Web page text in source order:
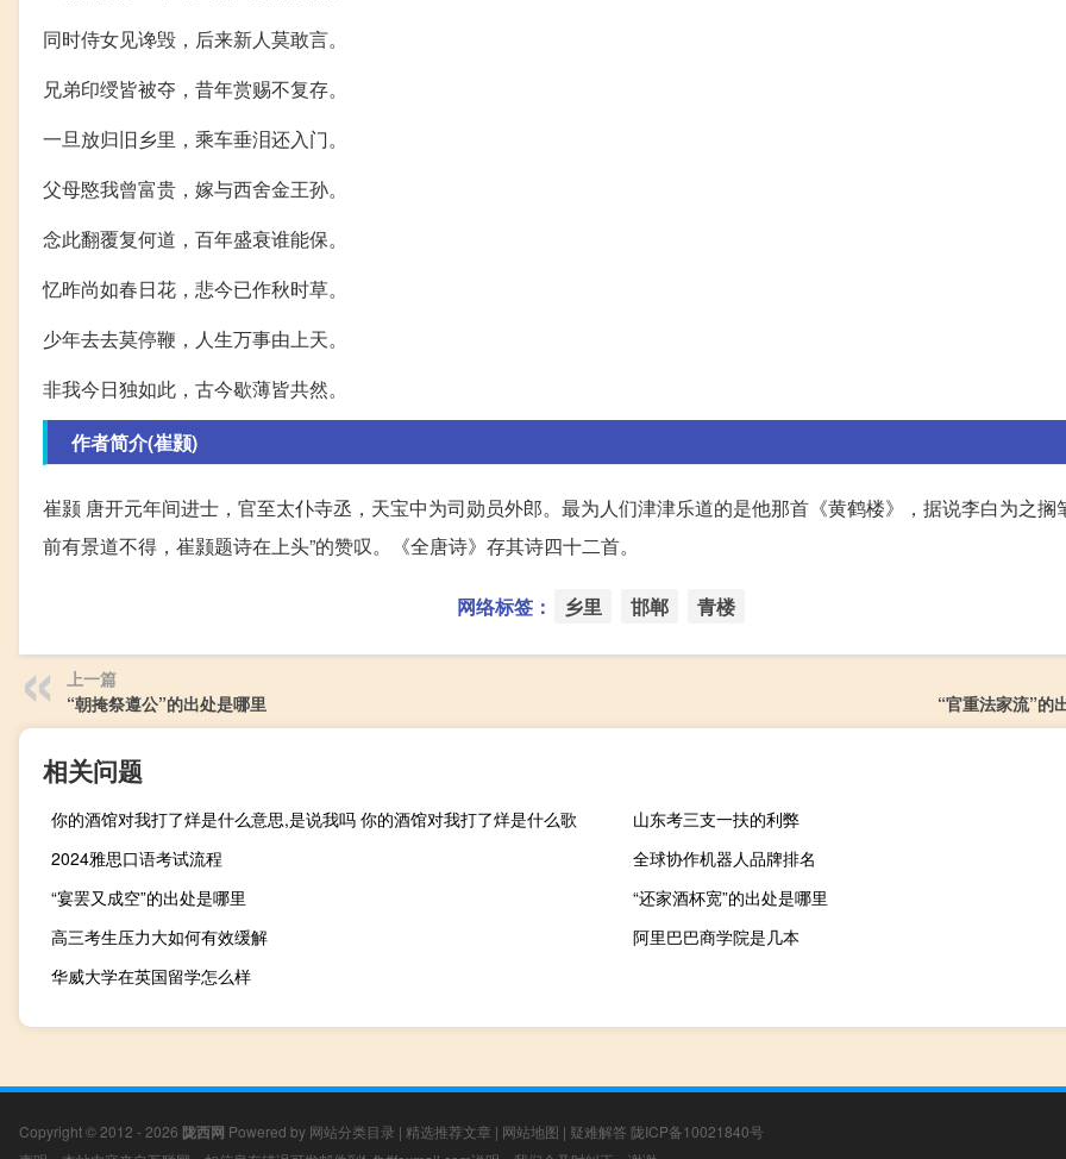
同时侍女见谗毁，后来新人莫敢言。
兄弟印绶皆被夺，昔年赏赐不复存。
一旦放归旧乡里，乘车垂泪还入门。
父母愍我曾富贵，嫁与西舍金王孙。
念此翻覆复何道，百年盛衰谁能保。
忆昨尚如春日花，悲今已作秋时草。
少年去去莫停鞭，人生万事由上天。
非我今日独如此，古今歇薄皆共然。
作者简介(崔颢)
崔颢 唐开元年间进士，官至太仆寺丞，天宝中为司勋员外郎。最为人们津津乐道的是他那首《黄鹤楼》，据说李白为之搁
前有景道不得，崔颢题诗在上头”的赞叹。《全唐诗》存其诗四十二首。
网络标签： 乡里 邯郸 青楼
上一篇
“朝掩祭遵公”的出处是哪里
“官重法家流”的
相关问题
你的酒馆对我打了烊是什么意思,是说我吗 你的酒馆对我打了烊是什么歌
山东考三支一扶的利弊
2024雅思口语考试流程
全球协作机器人品牌排名
“宴罢又成空”的出处是哪里
“还家酒杯宽”的出处是哪里
高三考生压力大如何有效缓解
阿里巴巴商学院是几本
华威大学在英国留学怎么样
Copyright © 2012 - 2026 陇西网 Powered by 网站分类目录 | 精选推荐文章 | 网站地图 | 疑难解答 陇ICP备10021840号